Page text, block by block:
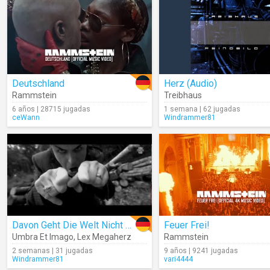
Deutschland
Rammstein
6 años | 28715 jugadas
ceWann
Herz (Audio)
Treibhaus
1 semana | 62 jugadas
Windrammer81
Davon Geht Die Welt Nicht Unter
Umbra Et Imago, Lex Megaherz
2 semanas | 31 jugadas
Windrammer81
Feuer Frei!
Rammstein
9 años | 9241 jugadas
vari4444